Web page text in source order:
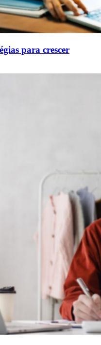
para crescer